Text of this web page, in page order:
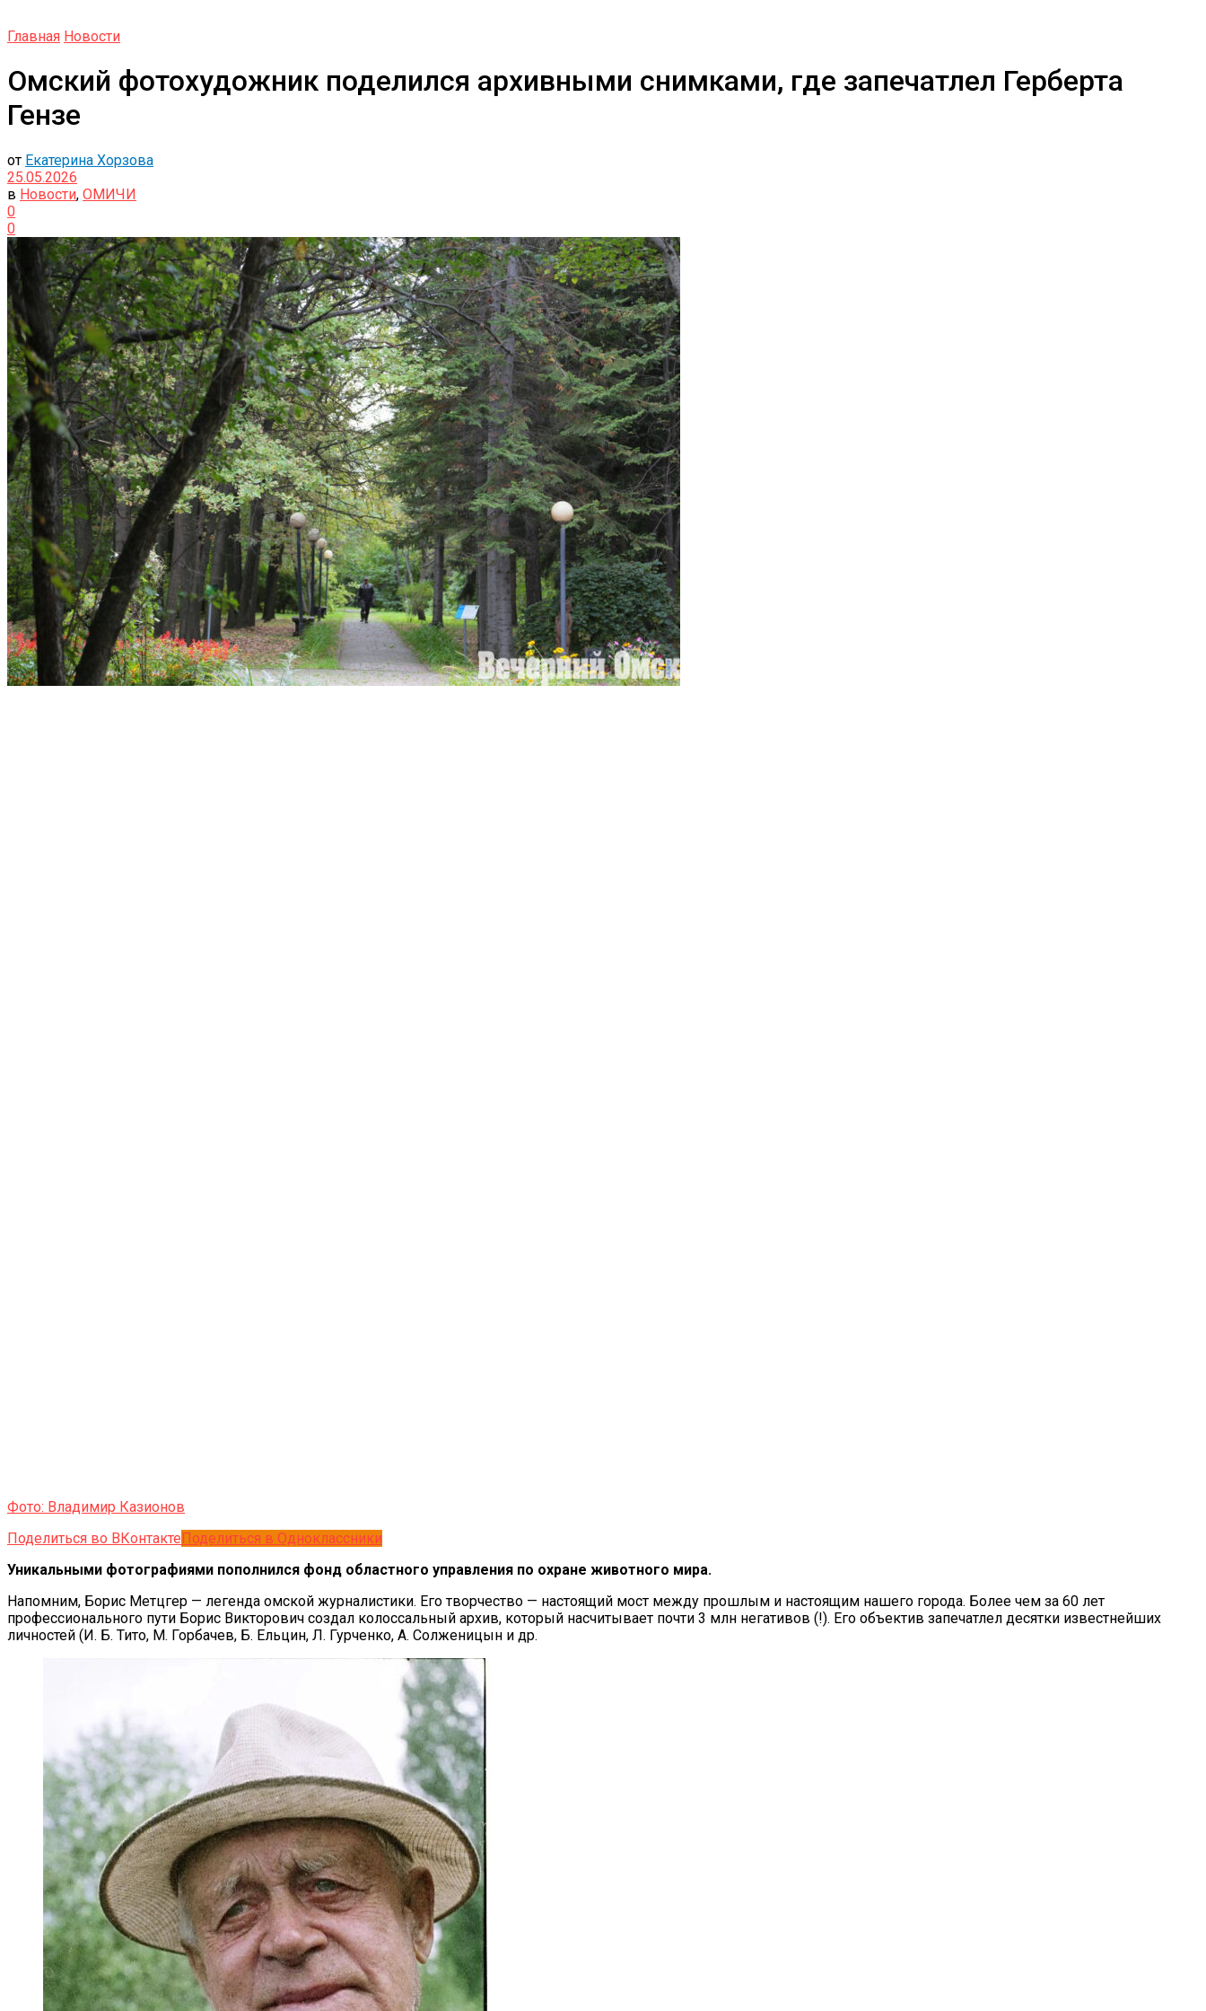
Главная Новости
Омский фотохудожник поделился архивными снимками, где запечатлел Герберта
Гензе
от Екатерина Хорзова
25.05.2026
в Новости, ОМИЧИ
0
0
Фото: Владимир Казионов
Поделиться во ВКонтакте Поделиться в Одноклассники
Уникальными фотографиями пополнился фонд областного управления по охране животного мира.
Напомним, Борис Метцгер — легенда омской журналистики. Его творчество — настоящий мост между прошлым и настоящим нашего города. Более чем за 60 лет
профессионального пути Борис Викторович создал колоссальный архив, который насчитывает почти 3 млн негативов (!). Его объектив запечатлел десятки известнейших
личностей (И. Б. Тито, М. Горбачев, Б. Ельцин, Л. Гурченко, А. Солженицын и др.